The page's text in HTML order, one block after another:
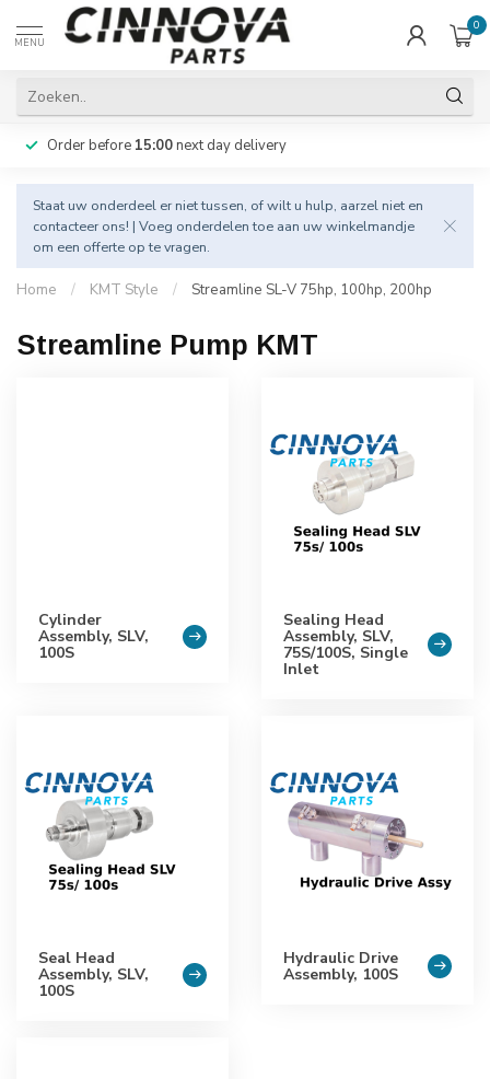
MENU
0
Order before 15:00next day delivery
Staat uw onderdeel er niet tussen, of wilt u hulp, aarzel niet en
contacteer ons! | Voeg onderdelen toe aan uw winkelmandje
om een offerte op te vragen.
Home / KMT Style / Streamline SL-V 75hp, 100hp, 200hp
Streamline Pump KMT
Cylinder
Assembly, SLV,
100S
Sealing Head
Assembly, SLV,
75S/100S, Single
Inlet
Seal Head
Assembly, SLV,
100S
Hydraulic Drive
Assembly, 100S